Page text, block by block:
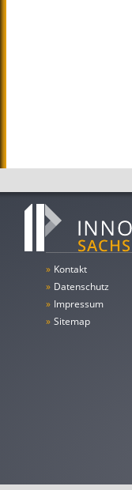
» Kontakt
» Datenschutz
» Impressum
» Sitemap